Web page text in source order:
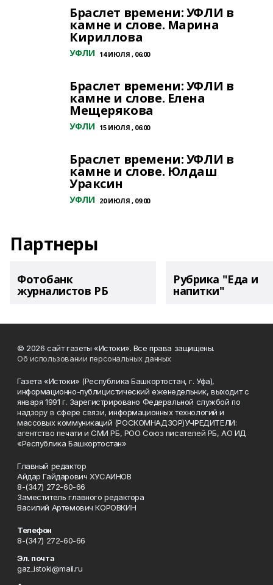
Браслет времени: УФЛИ в
камне и слове. Марина
Кириллова
УФЛИ 14 ИЮЛЯ , 06:00
Браслет времени: УФЛИ в
камне и слове. Елена
Мещерякова
УФЛИ 15 ИЮЛЯ , 06:00
Браслет времени: УФЛИ в
камне и слове. Юлдаш
Ураксин
УФЛИ 20 ИЮЛЯ , 09:00
Партнеры
Фотобанк
журналистов РБ
Рубрика "Еда и
напитки"
© 2026 сайт газеты «Истоки». Все права защищены.
Об использовании персональных данных
Газета «Истоки» (Республика Башкортостан, г. Уфа),
информационно-публицистический еженедельник, выходит с
января 1991 г. Зарегистрировано Федеральной службой по
надзору в сфере связи, информационных технологий и
массовых коммуникаций (РОСКОМНАДЗОР)УЧРЕДИТЕЛИ:
агентство печати и СМИ РБ, РОО Союз писателей РБ, АО ИД
«Республика Башкортостан»
Главный редактор
Айдар Гайдарович ХУСАИНОВ
8-(347) 272-60-66
Заместитель главного редактора
Василий Артемович КОРОВКИН
Телефон
8-(347) 272-60-66
Эл. почта
gaz_istoki@mail.ru